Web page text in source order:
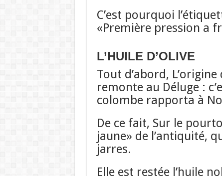
C’est pourquoi
«Première pression a
L’HUILE D’OLIVE
Tout d’abord,
remonte au Déluge :
colombe rapporta à
De ce fait, Sur le
jaune» de l’antiquité,
jarres.
Elle est restée l’huile